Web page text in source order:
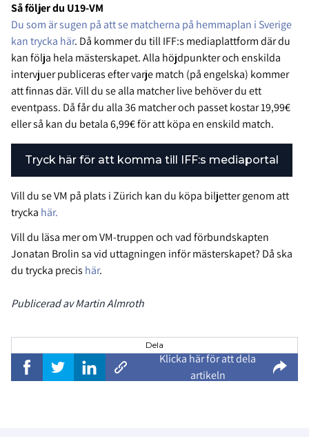
Så följer du U19-VM
Du som är sugen på att se matcherna på hemmaplan i Sverige
kan trycka här. Då kommer du till IFF:s mediaplattform där du
kan följa hela mästerskapet. Alla höjdpunkter och enskilda
intervjuer publiceras efter varje match (på engelska) kommer
att finnas där. Vill du se alla matcher live behöver du ett
eventpass. Då får du alla 36 matcher och passet kostar 19,99€
eller så kan du betala 6,99€ för att köpa en enskild match.
Tryck här för att komma till IFF:s mediaportal
Vill du se VM på plats i Zürich kan du köpa biljetter genom att
trycka här.
Vill du läsa mer om VM-truppen och vad förbundskapten
Jonatan Brolin sa vid uttagningen inför mästerskapet? Då ska
du trycka precis här.
Publicerad av Martin Almroth
Dela
Klicka här för att dela
artikeln